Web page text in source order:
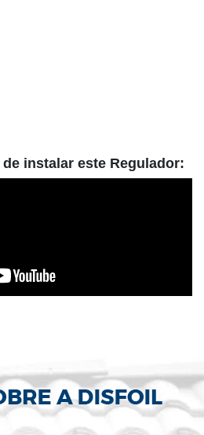
instalar este Regulador: